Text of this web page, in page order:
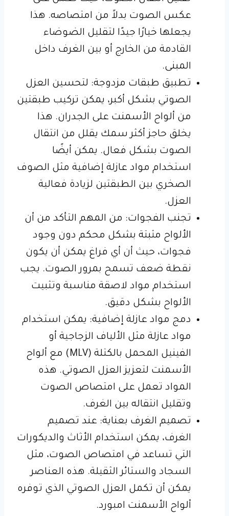
عكس الصوت بدلاً من امتصاصه. هذا
يجعلها خيارًا جيدًا لتقليل الضوضاء
القادمة من الخارج أو بين الغرف داخل
المبنى.
تطبيق طبقات مزدوجة: لتحسين العزل
الصوتي بشكل أكبر، يمكن تركيب طبقتين
من ألواح الأسمنت على الجدران. هذا
يخلق حاجز أكثر سمك يقلل من انتقال
الصوت بشكل فعال. يمكن أيضًا
استخدام مواد عازلة إضافية مثل الصوف
الصخري بين الطبقتين لزيادة فعالية
العزل.
تجنب الفجوات: من المهم التأكد من أن
الألواح مثبتة بشكل محكم دون وجود
فجوات، حيث أن أي فراغ يمكن أن يكون
نقطة ضعف تسمح بمرور الصوت. يجب
استخدام مواد لاصقة مناسبة وتثبيت
الألواح بشكل دقيق.
دمج مواد عازلة إضافية: يمكن استخدام
مواد عازلة مثل الألياف الزجاجية أو
الفينيل المحمل بالكتلة (MLV) مع ألواح
الأسمنت لتعزيز العزل الصوتي. هذه
المواد تعمل على امتصاص الصوت
وتقليل انتقاله بين الغرف.
تصميم الغرف بعناية: عند تصميم
الغرف، يمكن استخدام الأثاث والديكورات
التي تساعد في امتصاص الصوت، مثل
السجاد والستائر الثقيلة. هذه العناصر
يمكن أن تكمل العزل الصوتي الذي توفره
ألواح الأسمنت امبورد.